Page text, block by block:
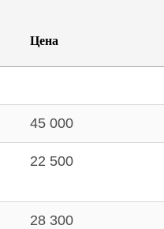
Цена
45 000
22 500
28 300